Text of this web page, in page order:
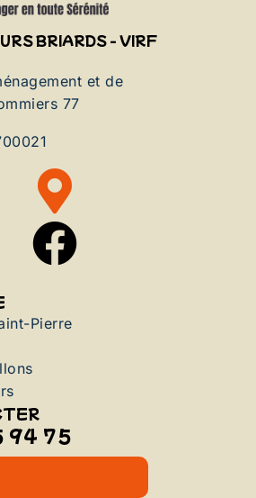
BRIARDS - VIRF
et de
77
Pierre
94 75